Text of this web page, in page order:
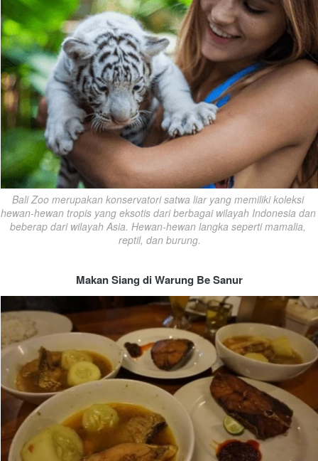
Bali Zoo merupakan konservatori satwa liar yang memiliki koleksi
hewan-hewan tropis yang eksotis dari berbagai wilayah Indonesia dan
beberap dari wilayah Asia. Hewan-hewan langka seperti mamalia,
reptil, dan burung.
Makan Siang di Warung Be Sanur